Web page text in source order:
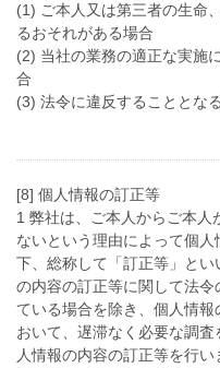
(1) ご本人又は第三者の生命
るおそれがある場合
(2) 当社の業務の適正な実施
合
(3) 法令に違反することとな
[8] 個人情報の訂正等
1 弊社は、ご本人からご本
ないという理由によって個
下、総称して「訂正等」と
の内容の訂正等に関して法
ている場合を除き、個人情
おいて、遅滞なく必要な調
人情報の内容の訂正等を行い